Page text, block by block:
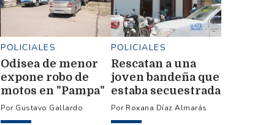
POLICIALES
Odisea de menor
expone robo de
motos en "Pampa"
e investigan
posible fugaz
Gustavo Gallardo
POLICIALES
Rescatan a una
joven bandeña que
estaba secuestrada
por su pareja en la
provincia de Salta
Roxana Díaz Almarás